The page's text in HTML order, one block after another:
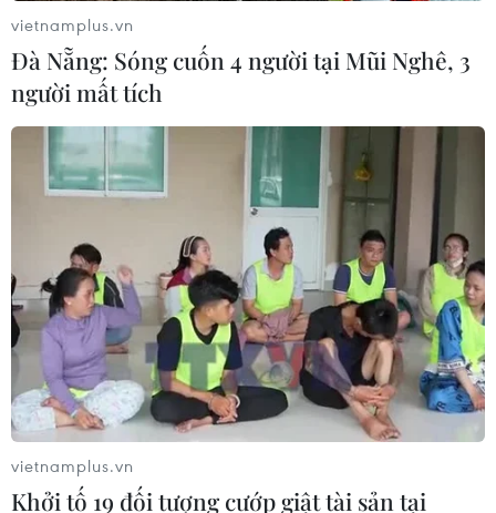
vietnamplus.vn
Đà Nẵng: Sóng cuốn 4 người tại Mũi Nghê, 3
người mất tích
vietnamplus.vn
Khởi tố 19 đối tượng cướp giật tài sản tại